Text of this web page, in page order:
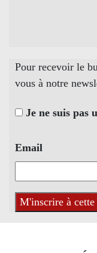
Pour recevoir le
vous à notre
Je ne suis pas
Email